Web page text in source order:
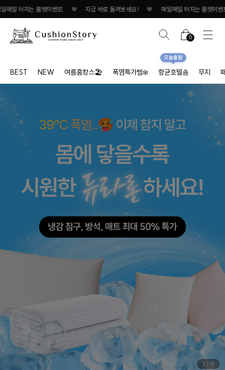
터지는 룰렛이벤트 ♥ 지금 바로 돌려보세요! ♥ 매일매일 터지는 룰렛이벤트
0
BEST NEW 여름홈캉스🏖 폭염특가템❄️ 항균호텔솜
오늘출발
무지
1 / 9